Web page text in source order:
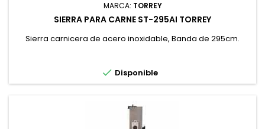
MARCA: TORREY
SIERRA PARA CARNE ST-295AI TORREY
Sierra carnicera de acero inoxidable, Banda de 295cm.
 Disponible